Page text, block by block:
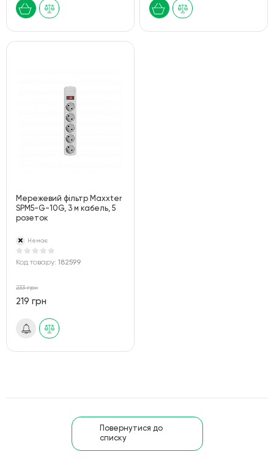
Мережевий фільтр Maxxter
SPM5-G-10G, 3 м кабель, 5
розеток
Немає
Код товару: 182599
233 грн
219 грн
Повернутися до
списку